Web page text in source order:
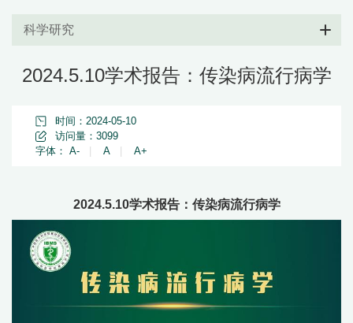
科学研究
2024.5.10学术报告：传染病流行病学
时间：2024-05-10
访问量： 3099
字体： A- A A+
2024.5.10学术报告：传染病流行病学